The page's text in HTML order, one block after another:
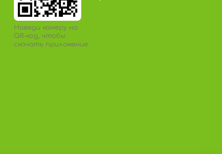
Наведи камеру на
QR-код, чтобы
скачать приложение